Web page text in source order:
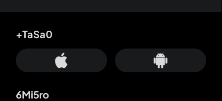
+TaSa0
6Mi5ro